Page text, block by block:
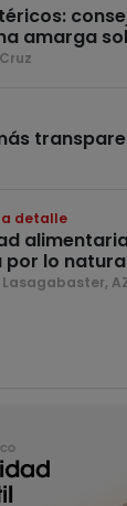
amarga
detalle
por lo
Lasagabaster,